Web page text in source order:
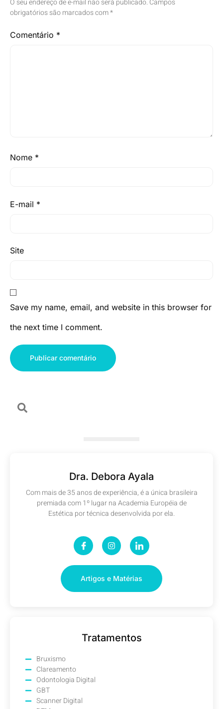
obrigatórios são marcados com*
Comentário *
Nome *
E-mail *
Site
Save my name, email, and website in this browser for
the next time I comment.
Dra. Debora Ayala
Com mais de 35 anos de experiência, é a única brasileira
premiada com 1º lugar na Academia Européia de
Estética por técnica desenvolvida por ela.
Artigos e Matérias
Tratamentos
Bruxismo
Clareamento
Odontologia Digital
GBT
Scanner Digital